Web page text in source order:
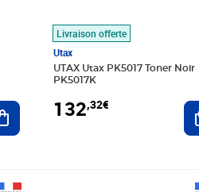
Ajouter au panier
Livraison offerte
Utax
UTAX Utax PK5017 Toner Noir
PK5017K
132,32€